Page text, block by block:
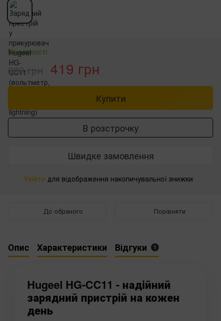
В наявності
419 грн
699 грн
Купити
В розстрочку
Швидке замовлення
Увійти для відображення накопичувальної знижки
До обраного Порівняти
Опис Характеристики Відгуки 1
Hugeel HG-CC11 - надійний
зарядний пристрій на кожен
день